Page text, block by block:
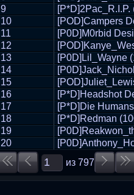
9
[P*D]2Pac_R.I.P.
10
[POD]Campers
11
[P0D]M0rbid
12
13
[P0D]Lil_Wayne
14
15
16
[P*D]Headshot
17
[P*D]Die
18
[P*D]Redman
19
20
из 797